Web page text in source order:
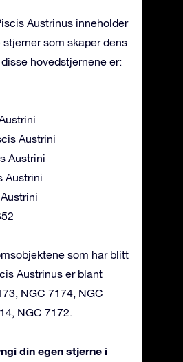
Austrinus inneholder
som skaper dens
hovedstjernene er:
Austrini
Austrini
Austrini
som har blitt
Austrinus er blant
NGC 7174, NGC
NGC 7172.
din egen stjerne i